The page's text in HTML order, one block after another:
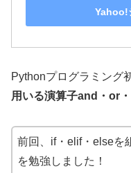
Yahoo!
Pythonプログラミング
用いる演算子and・or
前回、if・elif・elseを
を勉強しました！